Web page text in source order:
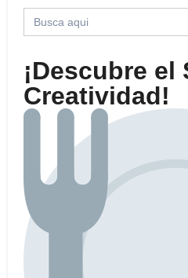
Buscar:
¡Descubre el
Creatividad!